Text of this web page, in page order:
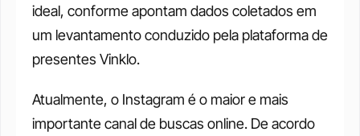
ideal, conforme apontam dados coletados em
um levantamento conduzido pela plataforma de
presentes Vinklo.
Atualmente, o Instagram é o maior e mais
importante canal de buscas online. De acordo